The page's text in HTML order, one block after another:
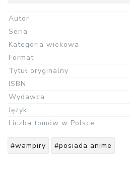
Autor
Seria
Kategoria wiekowa
Format
Tytuł oryginalny
ISBN
Wydawca
Język
Liczba tomów w Polsce
#wampiry #posiada anime